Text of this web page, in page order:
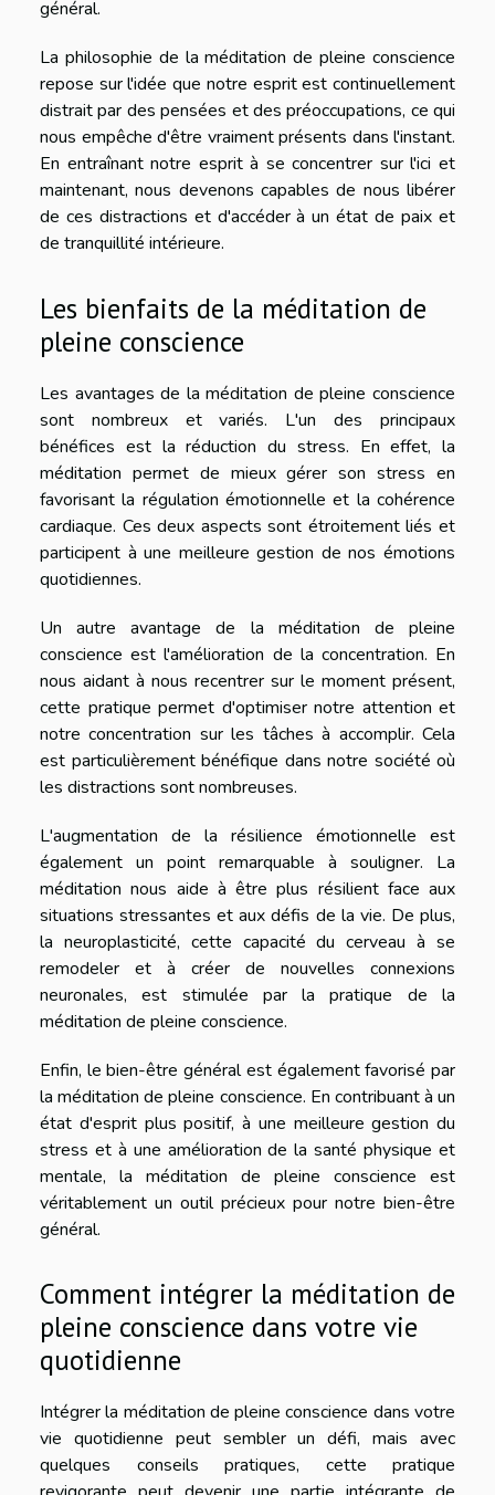
général.
La philosophie de la méditation de pleine conscience
repose sur l'idée que notre esprit est continuellement
distrait par des pensées et des préoccupations, ce qui
nous empêche d'être vraiment présents dans l'instant.
En entraînant notre esprit à se concentrer sur l'ici et
maintenant, nous devenons capables de nous libérer
de ces distractions et d'accéder à un état de paix et
de tranquillité intérieure.
Les bienfaits de la méditation de
pleine conscience
Les avantages de la méditation de pleine conscience
sont nombreux et variés. L'un des principaux
bénéfices est la réduction du stress. En effet, la
méditation permet de mieux gérer son stress en
favorisant la régulation émotionnelle et la cohérence
cardiaque. Ces deux aspects sont étroitement liés et
participent à une meilleure gestion de nos émotions
quotidiennes.
Un autre avantage de la méditation de pleine
conscience est l'amélioration de la concentration. En
nous aidant à nous recentrer sur le moment présent,
cette pratique permet d'optimiser notre attention et
notre concentration sur les tâches à accomplir. Cela
est particulièrement bénéfique dans notre société où
les distractions sont nombreuses.
L'augmentation de la résilience émotionnelle est
également un point remarquable à souligner. La
méditation nous aide à être plus résilient face aux
situations stressantes et aux défis de la vie. De plus,
la neuroplasticité, cette capacité du cerveau à se
remodeler et à créer de nouvelles connexions
neuronales, est stimulée par la pratique de la
méditation de pleine conscience.
Enfin, le bien-être général est également favorisé par
la méditation de pleine conscience. En contribuant à un
état d'esprit plus positif, à une meilleure gestion du
stress et à une amélioration de la santé physique et
mentale, la méditation de pleine conscience est
véritablement un outil précieux pour notre bien-être
général.
Comment intégrer la méditation de
pleine conscience dans votre vie
quotidienne
Intégrer la méditation de pleine conscience dans votre
vie quotidienne peut sembler un défi, mais avec
quelques conseils pratiques, cette pratique